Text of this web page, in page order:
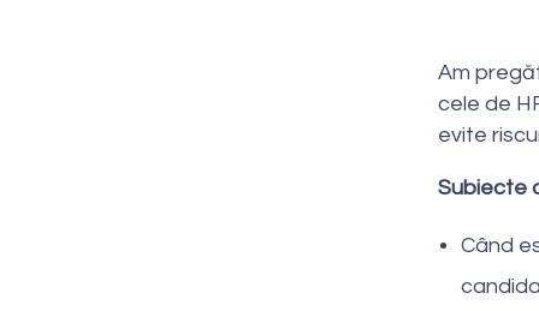
Am
cele de
evite
Subiecte
Când